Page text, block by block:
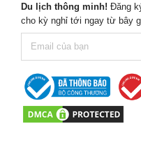
Du lịch thông minh! Đăng
cho kỳ nghỉ tới ngay từ bây